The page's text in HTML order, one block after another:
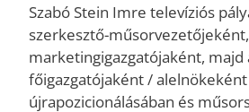
Szabó Stein Imre televíziós
szerkesztő-
marketingigazgatójaként,
főigazgatójaként /
újrapozicionálásában és